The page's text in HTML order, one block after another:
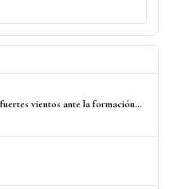
vientos ante la formación…